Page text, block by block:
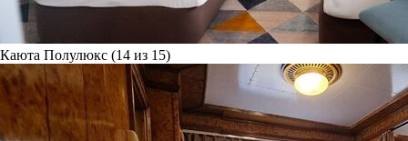
Каюта Полулюкс (14 из 15)